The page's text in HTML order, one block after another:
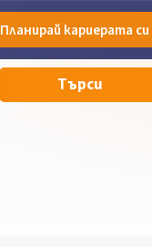
Планирай кариерата си
Търси